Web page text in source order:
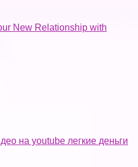
New Relationship with
на youtube легкие деньги